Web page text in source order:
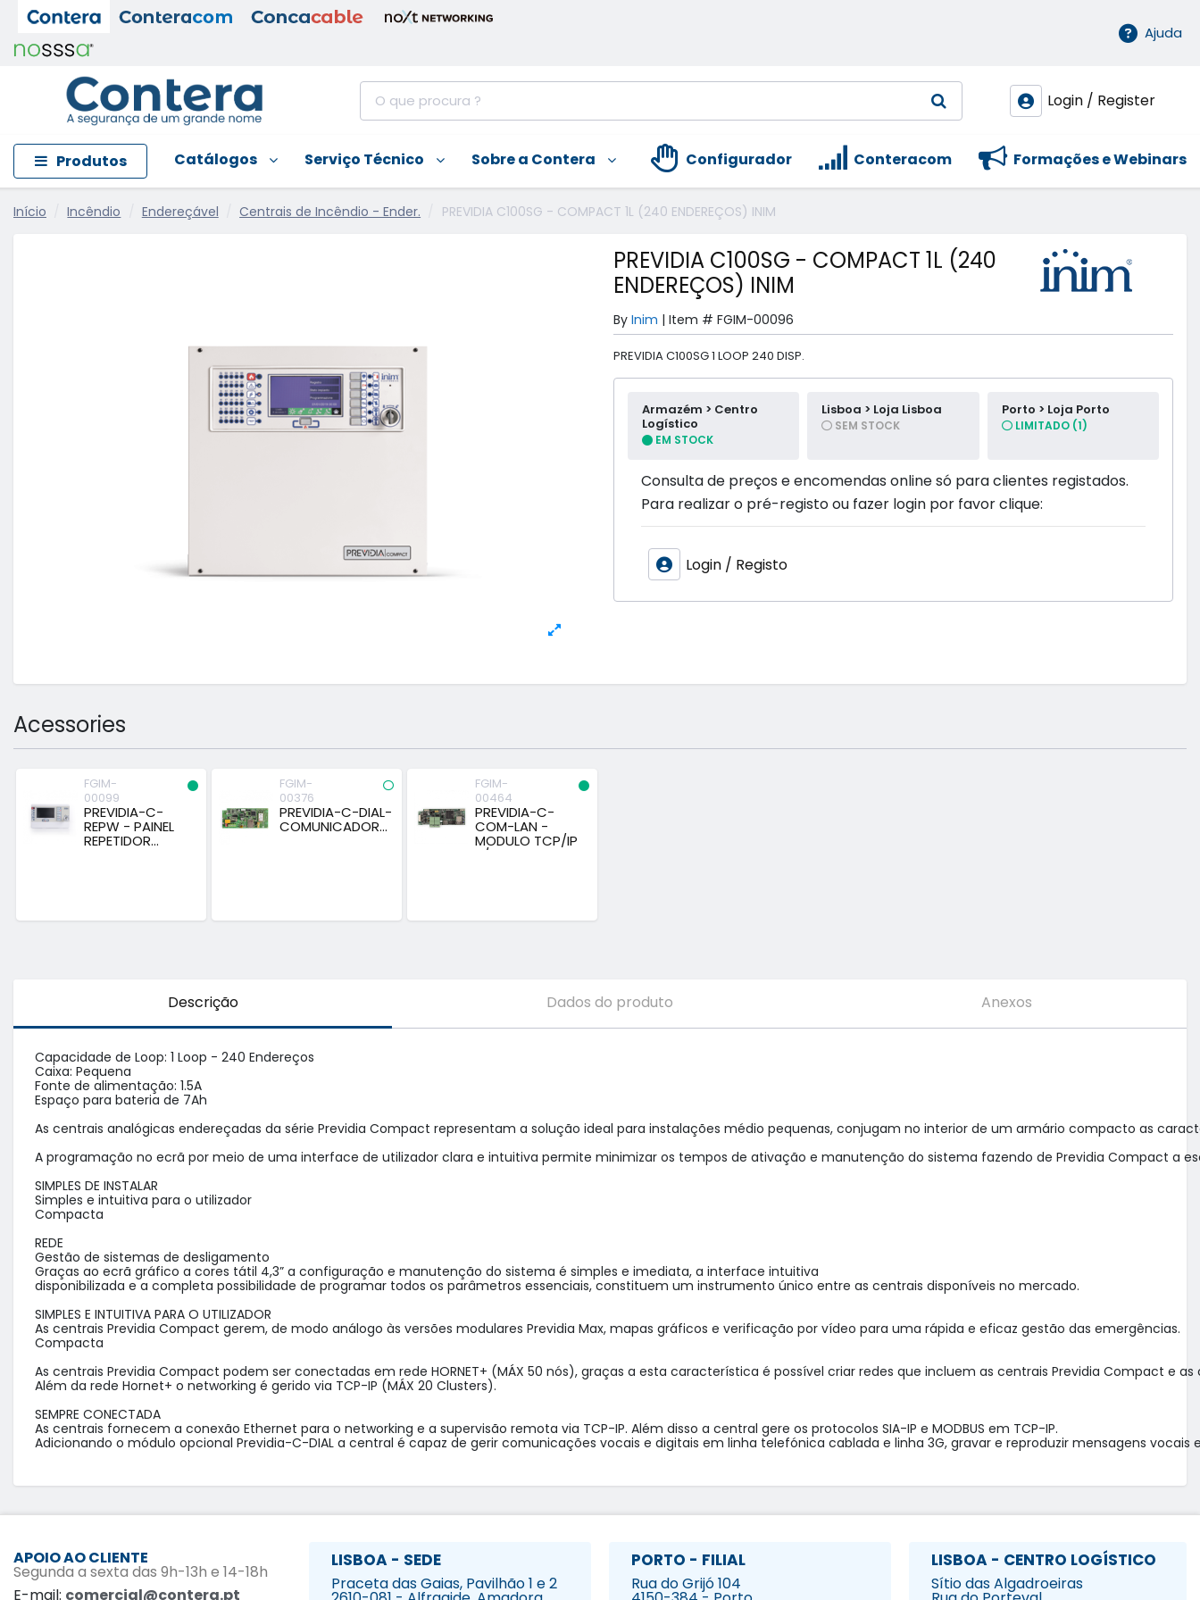
Ajuda
Login / Register
Produtos Catálogos Serviço Técnico Sobre a Contera Formações e Webinars
Conteracom
Configurador
Início Incêndio Endereçável Centrais de Incêndio - Ender. PREVIDIA C100SG - COMPACT 1L (240 ENDEREÇOS) INIM
PREVIDIA C100SG - COMPACT 1L (240
ENDEREÇOS) INIM
By Inim | Item # FGIM-00096
PREVIDIA C100SG 1 LOOP 240 DISP.
Armazém > Centro
Logístico
EM STOCK
Lisboa > Loja Lisboa
SEM STOCK
Porto > Loja Porto
LIMITADO (1)
Consulta de preços e encomendas online só para clientes registados.
Para realizar o pré-registo ou fazer login por favor clique:
Login / Registo
Acessories
FGIM-
00099
PREVIDIA-C-
REPW - PAINEL
REPETIDOR...
FGIM-
00376
PREVIDIA-C-DIAL-
COMUNICADOR...
FGIM-
00464
PREVIDIA-C-
COM-LAN -
MODULO TCP/IP
P/...
Descrição Dados do produto Anexos
Capacidade de Loop: 1 Loop - 240 Endereços
Caixa: Pequena
Fonte de alimentação: 1.5A
Espaço para bateria de 7Ah
As centrais analógicas endereçadas da série Previdia Compact representam a solução ideal para instalações médio pequenas, conjugam no interior de um armário compacto as
A programação no ecrã por meio de uma interface de utilizador clara e intuitiva permite minimizar os tempos de ativação e manutenção do sistema fazendo de Previdia Compact a
SIMPLES DE INSTALAR
Simples e intuitiva para o utilizador
Compacta
REDE
Gestão de sistemas de desligamento
Graças ao ecrã gráfico a cores tátil 4,3” a configuração e manutenção do sistema é simples e imediata, a interface intuitiva
disponibilizada e a completa possibilidade de programar todos os parâmetros essenciais, constituem um instrumento único entre as centrais disponíveis no mercado.
SIMPLES E INTUITIVA PARA O UTILIZADOR
As centrais Previdia Compact gerem, de modo análogo às versões modulares Previdia Max, mapas gráficos e verificação por vídeo para uma rápida e eficaz gestão das emergências.
Compacta
As centrais Previdia Compact podem ser conectadas em rede HORNET+ (MÁX 50 nós), graças a esta característica é possível criar redes que incluem as centrais Previdia Compact e
Além da rede Hornet+ o networking é gerido via TCP-IP (MÁX 20 Clusters).
SEMPRE CONECTADA
As centrais fornecem a conexão Ethernet para o networking e a supervisão remota via TCP-IP. Além disso a central gere os protocolos SIA-IP e MODBUS em TCP-IP.
Adicionando o módulo opcional Previdia-C-DIAL a central é capaz de gerir comunicações vocais e digitais em linha telefónica cablada e linha 3G, gravar e reproduzir mensagens
APOIO AO CLIENTE
Segunda a sexta das 9h-13h e 14-18h
E-mail: comercial@contera.pt
LISBOA - SEDE
Praceta das Gaias, Pavilhão 1 e 2
PORTO - FILIAL
Rua do Grijó 104
LISBOA - CENTRO LOGÍSTICO
Sítio das Algadroeiras